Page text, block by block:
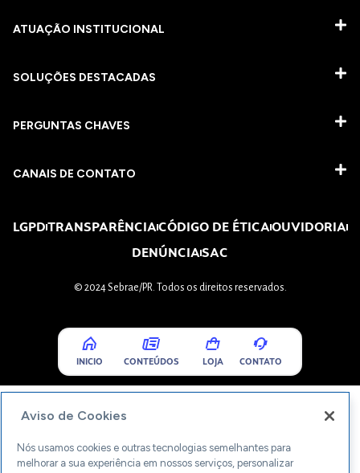
ATUAÇÃO INSTITUCIONAL
SOLUÇÕES DESTACADAS
PERGUNTAS CHAVES​
CANAIS DE CONTATO
LGPDTRANSPARÊNCIACÓDIGO DE ÉTICAOUVIDORIA
DENÚNCIASAC
© 2024 Sebrae/PR. Todos os direitos reservados.
INICIO CONTEÚDOS LOJA CONTATO
Aviso de Cookies
Nós usamos cookies e outras tecnologias semelhantes para
melhorar a sua experiência em nossos serviços, personalizar